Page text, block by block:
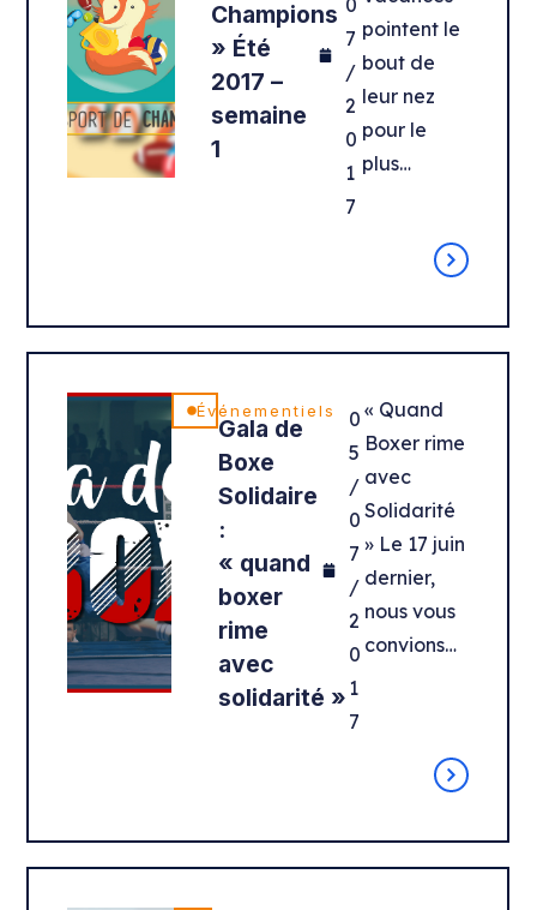
Champions
» Été
2017 –
semaine
1
7
/
2
0
1
7
pointent le
bout de
leur nez
pour le
plus…
Événementiels
Gala de
Boxe
Solidaire
:
« quand
boxer
rime
avec
solidarité »
0
5
/
0
7
/
2
0
1
7
« Quand
Boxer rime
avec
Solidarité
» Le 17 juin
dernier,
nous vous
convions…